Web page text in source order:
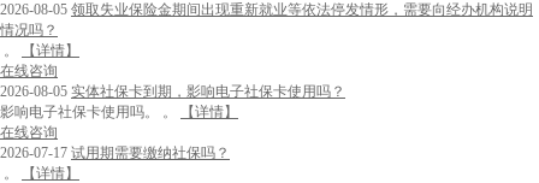
2026-08-05 领取失业保险金期间出现重新就业等依法停发情形，需要向经办机构说明
情况吗？
。
【详情】
在线咨询
2026-08-05 实体社保卡到期，影响电子社保卡使用吗？
影响电子社保卡使用吗。 。
【详情】
在线咨询
2026-07-17 试用期需要缴纳社保吗？
。
【详情】